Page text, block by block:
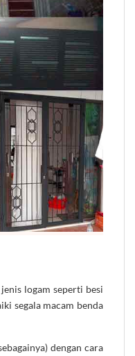
logam seperti besi
segala macam benda
dengan cara